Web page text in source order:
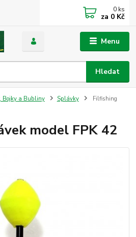
Menu
Hledat
0 ks
za 0 Kč
Bojky a Bubliny Splávky
Filfishing
model FPK 42